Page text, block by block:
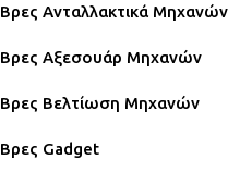
Βρες Ανταλλακτικά Μηχανών
Βρες Αξεσουάρ Μηχανών
Βρες Βελτίωση Μηχανών
Βρες Gadget